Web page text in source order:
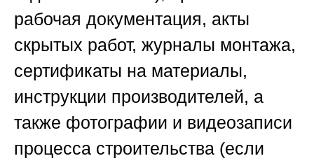
рабочая документация, акты
скрытых работ, журналы монтажа,
сертификаты на материалы,
инструкции производителей, а
также фотографии и видеозаписи
процесса строительства (если